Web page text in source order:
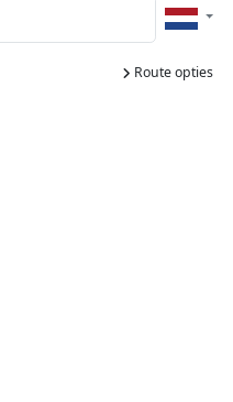
Route opties